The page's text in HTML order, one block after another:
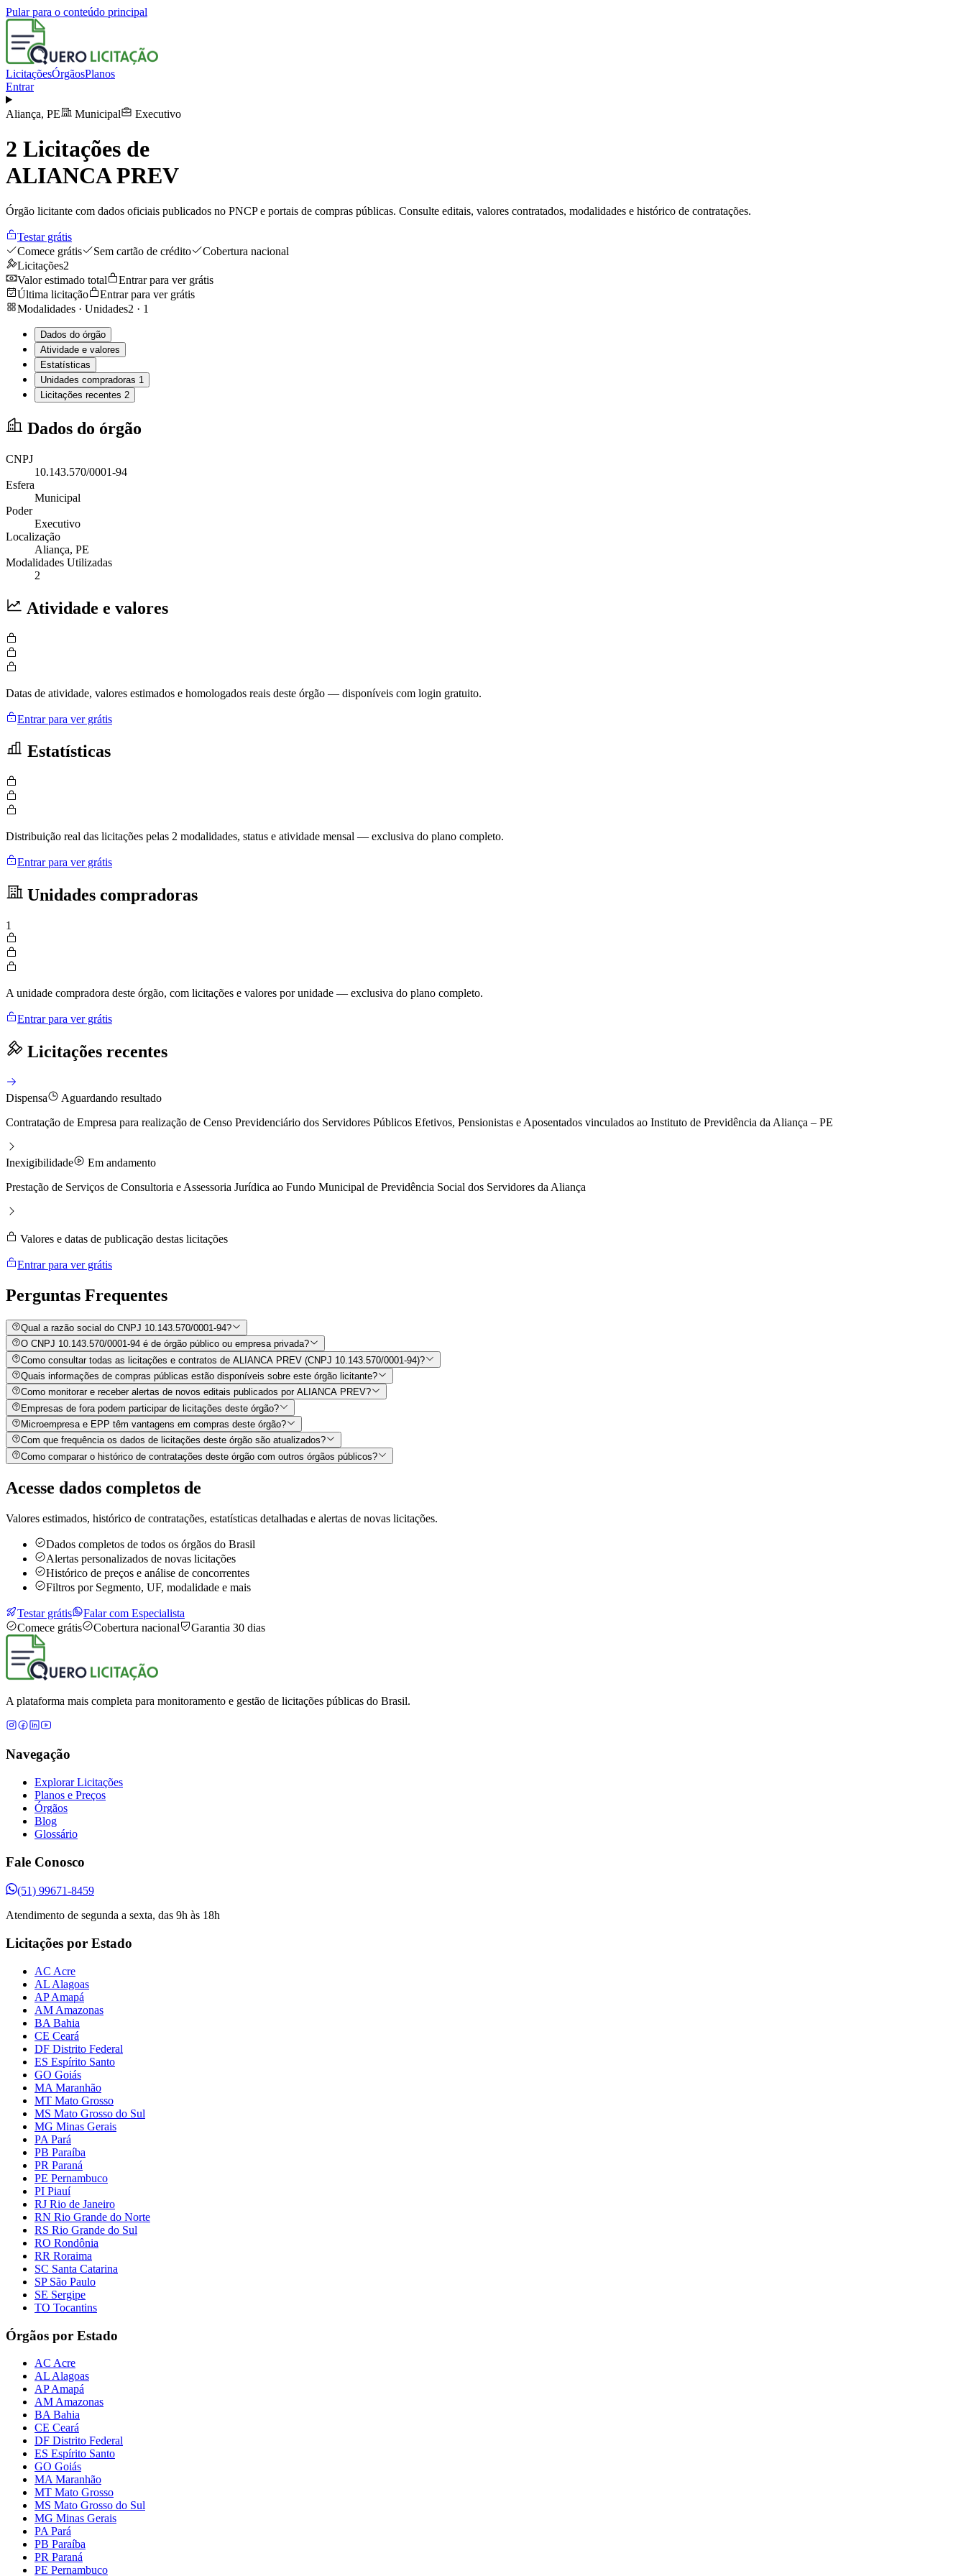
Pular para o conteúdo principal
LicitaçõesÓrgãosPlanos
Entrar
Aliança, PE Municipal Executivo
2 Licitações de
ALIANCA PREV
Órgão licitante com dados oficiais publicados no PNCP e portais de compras públicas. Consulte editais, valores contratados, modalidades e histórico de contratações.
Testar grátis
Comece grátis
Sem cartão de crédito
Cobertura nacional
Licitações2
Valor estimado total
Entrar para ver grátis
Última licitação
Entrar para ver grátis
Modalidades · Unidades2 · 1
Dados do órgão
Atividade e valores
Estatísticas
Unidades compradoras 1
Licitações recentes 2
Dados do órgão
CNPJ
10.143.570/0001-94
Esfera
Municipal
Poder
Executivo
Localização
Aliança, PE
Modalidades Utilizadas
2
Atividade e valores
Datas de atividade, valores estimados e homologados reais deste órgão — disponíveis com login gratuito.
Entrar para ver grátis
Estatísticas
Distribuição real das licitações pelas 2 modalidades, status e atividade mensal — exclusiva do plano completo.
Entrar para ver grátis
Unidades compradoras
1
A unidade compradora deste órgão, com licitações e valores por unidade — exclusiva do plano completo.
Entrar para ver grátis
Licitações recentes
Dispensa
Aguardando resultado
Contratação de Empresa para realização de Censo Previdenciário dos Servidores Públicos Efetivos, Pensionistas e Aposentados vinculados ao Instituto de Previdência da Aliança – PE
Inexigibilidade
Em andamento
Prestação de Serviços de Consultoria e Assessoria Jurídica ao Fundo Municipal de Previdência Social dos Servidores da Aliança
Valores e datas de publicação destas licitações
Entrar para ver grátis
Perguntas Frequentes
Qual a razão social do CNPJ 10.143.570/0001-94?
O CNPJ 10.143.570/0001-94 é de órgão público ou empresa privada?
Como consultar todas as licitações e contratos de ALIANCA PREV (CNPJ 10.143.570/0001-94)?
Quais informações de compras públicas estão disponíveis sobre este órgão licitante?
Como monitorar e receber alertas de novos editais publicados por ALIANCA PREV?
Empresas de fora podem participar de licitações deste órgão?
Microempresa e EPP têm vantagens em compras deste órgão?
Com que frequência os dados de licitações deste órgão são atualizados?
Como comparar o histórico de contratações deste órgão com outros órgãos públicos?
Acesse dados completos de
Valores estimados, histórico de contratações, estatísticas detalhadas e alertas de novas licitações.
Dados completos de todos os órgãos do Brasil
Alertas personalizados de novas licitações
Histórico de preços e análise de concorrentes
Filtros por Segmento, UF, modalidade e mais
Testar grátis
Falar com Especialista
Comece grátis
Cobertura nacional Garantia 30 dias
A plataforma mais completa para monitoramento e gestão de licitações públicas do Brasil.
Navegação
Explorar Licitações
Planos e Preços
Órgãos
Blog
Glossário
Fale Conosco
(51) 99671-8459
Atendimento de segunda a sexta, das 9h às 18h
Licitações por Estado
AC Acre
AL Alagoas
AP Amapá
AM Amazonas
BA Bahia
CE Ceará
DF Distrito Federal
ES Espírito Santo
GO Goiás
MA Maranhão
MT Mato Grosso
MS Mato Grosso do Sul
MG Minas Gerais
PA Pará
PB Paraíba
PR Paraná
PE Pernambuco
PI Piauí
RJ Rio de Janeiro
RN Rio Grande do Norte
RS Rio Grande do Sul
RO Rondônia
RR Roraima
SC Santa Catarina
SP São Paulo
SE Sergipe
TO Tocantins
Órgãos por Estado
AC Acre
AL Alagoas
AP Amapá
AM Amazonas
BA Bahia
CE Ceará
DF Distrito Federal
ES Espírito Santo
GO Goiás
MA Maranhão
MT Mato Grosso
MS Mato Grosso do Sul
MG Minas Gerais
PA Pará
PB Paraíba
PR Paraná
PE Pernambuco